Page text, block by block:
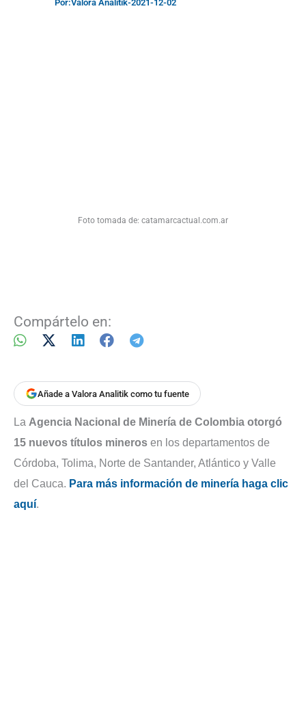
Por:Valora Analitik-2021-12-02
Foto tomada de: catamarcactual.com.ar
Compártelo en:
Añade a Valora Analitik como tu fuente
La Agencia Nacional de Minería de Colombia otorgó
15 nuevos títulos mineros en los departamentos de
Córdoba, Tolima, Norte de Santander, Atlántico y Valle
del Cauca. Para más información de minería haga clic
aquí.